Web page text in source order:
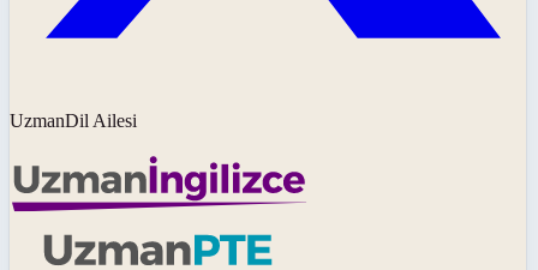
UzmanDil Ailesi